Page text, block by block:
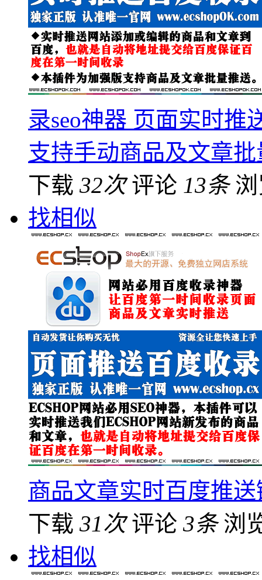
录seo神器 页面实时推
支持手动商品及文章
下载 32次 评论 13条
找相似
商品文章实时百度推
下载 31次 评论 3条 浏
找相似